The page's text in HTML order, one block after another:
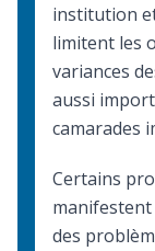
institution
limitent les
variances
aussi
camarades
Certains
manifestent
des